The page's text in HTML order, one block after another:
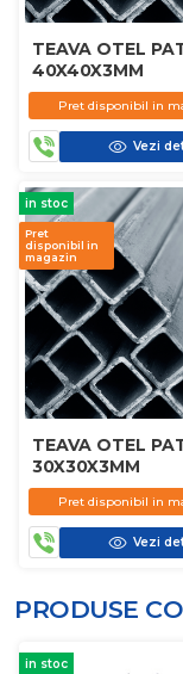
TEAVA OTEL
40X40X3MM
Pret disponibil in
Vezi
in stoc
Pret
disponibil in
magazin
TEAVA OTEL
30X30X3MM
Pret disponibil in
Vezi
PRODUSE
in stoc